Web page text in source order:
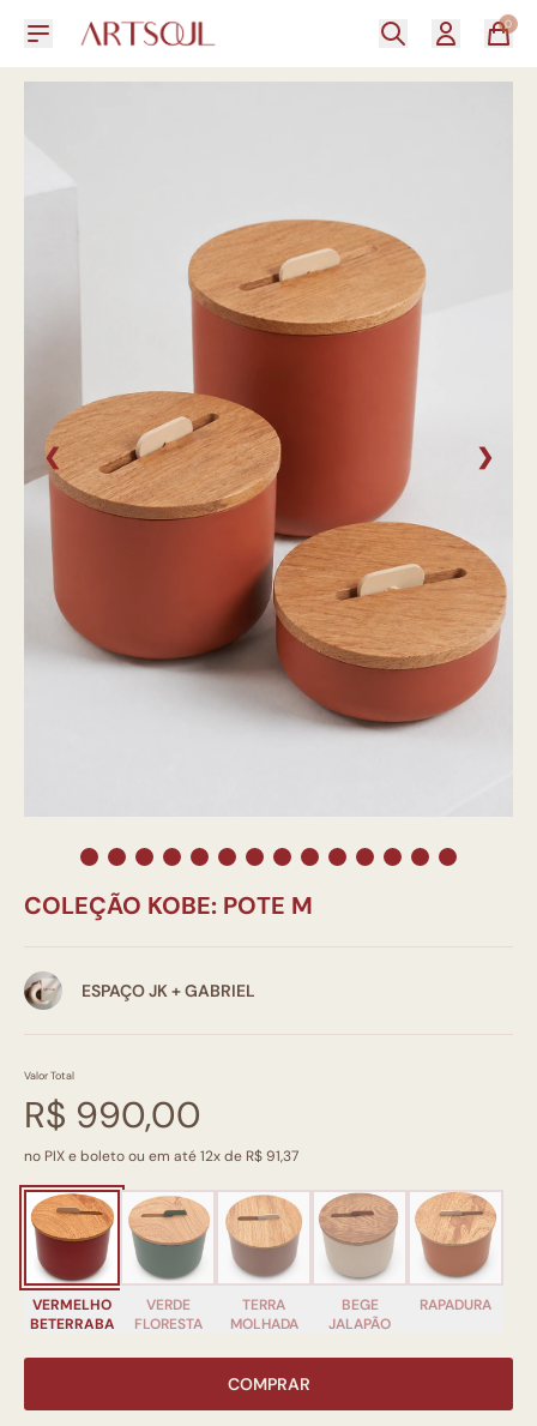
0
❮ ❯
COLEÇÃO KOBE: POTE M
ESPAÇO JK + GABRIEL
Valor Total
R$ 990,00
no PIX e boleto ou em até 12x de R$ 91,37
VERMELHO
BETERRABA
VERDE
FLORESTA
TERRA
MOLHADA
BEGE
JALAPÃO
RAPADURA
COMPRAR